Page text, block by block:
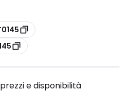
e disponibilità